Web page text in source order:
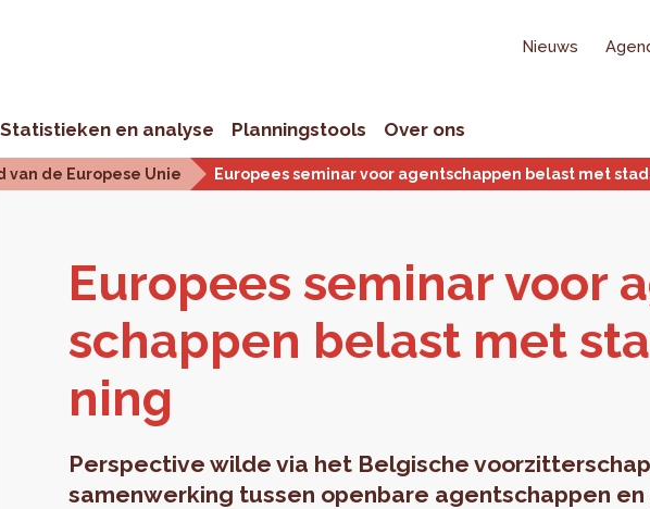
Nieuws
Statistieken en analyse Planningstools Over ons
van de Europese Unie Europees seminar voor agentschappen belast met
Eu­ro­pees se­mi­nar voor
schap­pen be­last met
ning
Perspective wilde via het Belgische
samenwerking tussen openbare agentschappen